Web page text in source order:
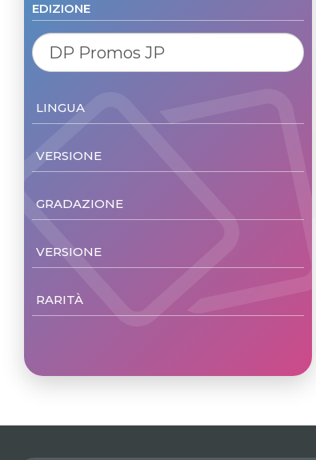
EDIZIONE
LINGUA
VERSIONE
GRADAZIONE
VERSIONE
RARITÀ